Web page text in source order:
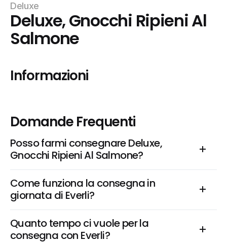
Deluxe
Deluxe, Gnocchi Ripieni Al
Salmone
Informazioni
Domande Frequenti
Posso farmi consegnare Deluxe,
Gnocchi Ripieni Al Salmone?
Come funziona la consegna in
giornata di Everli?
Quanto tempo ci vuole per la
consegna con Everli?